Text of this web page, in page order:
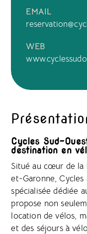
Cycles Sud-
destination en
Situé au cœur de la
et-Garonne,
spécialisée dédiée
propose non
location de vélos,
et des séjours à
EMAIL
WEB